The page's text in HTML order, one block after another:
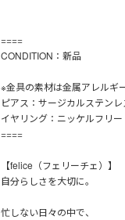
====
CONDITION：新品
※金具の素材は金属アレルギ
ピアス：サージカルステンレ
イヤリング：ニッケルフリー
====
【felice（フェリーチェ）】
自分らしさを大切に。
忙しない日々の中で、